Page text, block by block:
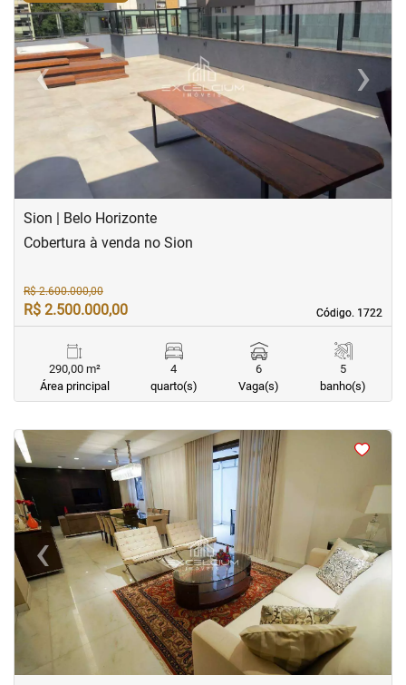
‹Previous ›Next
Sion | Belo Horizonte
Código. 1722
Código. 1722
Cobertura à venda no Sion
R$ 2.600.000,00
R$ 2.500.000,00
290,00 m²
Área principal
4
quarto(s)
6
Vaga(s)
5
banho(s)
< <
‹Previous ›Next